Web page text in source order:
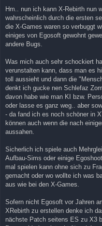
t
r
g
Hm.. nun ich kann X-Rebirth nun
wahrscheinlich durch die ersten
die X-Games waren so verbuggt
einiges von Egosoft gewohnt
andere Bugs.
Was mich auch sehr schockiert
verunstalten kann, dass man es
toll aussieht und dann die
denkt ich gucke nen Schlefaz
davon habe wie man KI bzw.
oder lasse es ganz weg.. aber
- da fand ich es noch schöner in
können auch wenn die nach
aussahen.
Sicherlich ich spiele auch
Aufbau-Sims oder einige
mal spielen kann ohne sich zu
gemacht oder wo wollte ich was
aus wie bei den X-Games.
Sofern nicht Egosoft vor Jahren
XRebirth zu erstellen denke ich
nächste Patch seitens ES zu X3